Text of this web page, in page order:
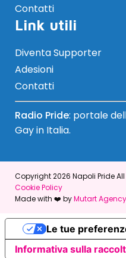
Contatti
Link utili
Diventa Supporter
Adesioni
Contatti
Radio Pride: portale
Gay in Italia.
Copyright 2026 Napoli Pride
Cookie Policy
Made with ❤️ byMutart Agency
Informativa sulla
Le tue